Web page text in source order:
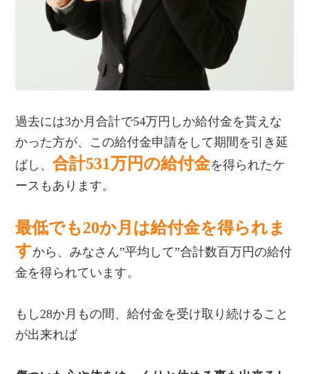
過去には3か月合計で54万円しか給付金を貰えな
かった方が、この給付金申請をして期間を引き延
ばし、合計531万円の給付金を得られたケ
ースもあります。
最低でも20か月は給付金を得られま
すから、みなさん”平均して”合計数百万円の給付
金を得られています。
もし28か月もの間、給付金を受け取り続けること
が出来れば